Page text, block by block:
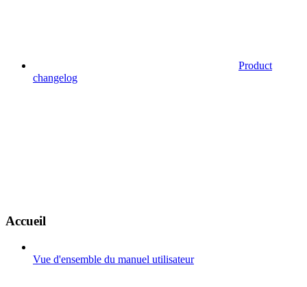
Product
changelog
Accueil
Vue d'ensemble du manuel utilisateur